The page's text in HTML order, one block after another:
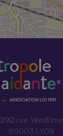
292 rue Vendôme
69003 LYON